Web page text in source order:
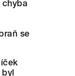
se